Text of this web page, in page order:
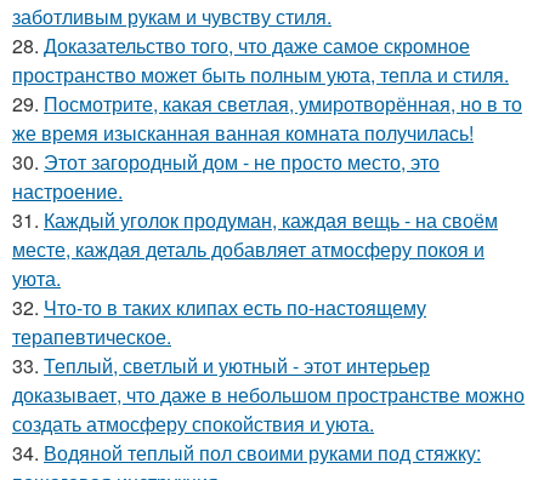
заботливым рукам и чувству стиля.
28. Доказательство того, что даже самое скромное
пространство может быть полным уюта, тепла и стиля.
29. Посмотрите, какая светлая, умиротворённая, но в то
же время изысканная ванная комната получилась!
30. Этот загородный дом - не просто место, это
настроение.
31. Каждый уголок продуман, каждая вещь - на своём
месте, каждая деталь добавляет атмосферу покоя и
уюта.
32. Что-то в таких клипах есть по-настоящему
терапевтическое.
33. Теплый, светлый и уютный - этот интерьер
доказывает, что даже в небольшом пространстве можно
создать атмосферу спокойствия и уюта.
34. Водяной теплый пол своими руками под стяжку: